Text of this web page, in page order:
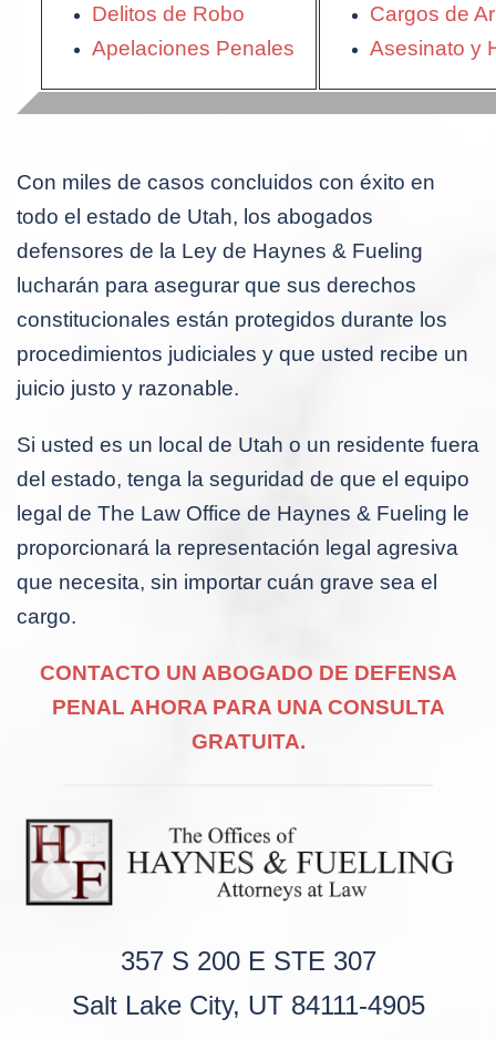
Delitos de Robo
Apelaciones Penales
Cargos de
Asesinato y
Con miles de casos concluidos con éxito en
todo el estado de Utah, los abogados
defensores de la Ley de Haynes & Fueling
lucharán para asegurar que sus derechos
constitucionales están protegidos durante los
procedimientos judiciales y que usted recibe un
juicio justo y razonable.
Si usted es un local de Utah o un residente fuera
del estado, tenga la seguridad de que el equipo
legal de The Law Office de Haynes & Fueling le
proporcionará la representación legal agresiva
que necesita, sin importar cuán grave sea el
cargo.
CONTACTO UN ABOGADO DE DEFENSA
PENAL AHORA PARA UNA CONSULTA
GRATUITA.
357 S 200 E STE 307
Salt Lake City, UT 84111-4905